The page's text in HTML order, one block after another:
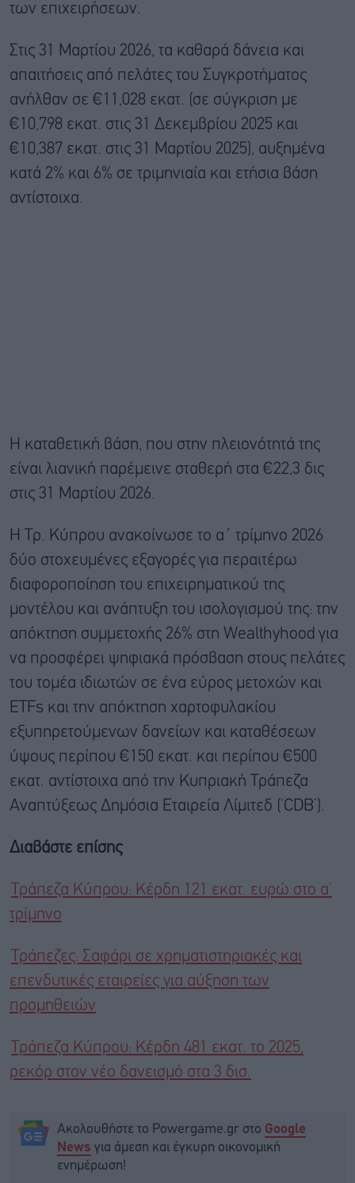
των επιχειρήσεων.
Στις 31 Μαρτίου 2026, τα καθαρά δάνεια και
απαιτήσεις από πελάτες του Συγκροτήματος
ανήλθαν σε €11,028 εκατ. (σε σύγκριση με
€10,798 εκατ. στις 31 Δεκεμβρίου 2025 και
€10,387 εκατ. στις 31 Μαρτίου 2025), αυξημένα
κατά 2% και 6% σε τριμηνιαία και ετήσια βάση
αντίστοιχα.
Η καταθετική βάση, που στην πλειονότητά της
είναι λιανική παρέμεινε σταθερή στα €22,3 δις
στις 31 Μαρτίου 2026.
Η Τρ. Κύπρου ανακοίνωσε το α΄ τρίμηνο 2026
δύο στοχευμένες εξαγορές για περαιτέρω
διαφοροποίηση του επιχειρηματικού της
μοντέλου και ανάπτυξη του ισολογισμού της: την
απόκτηση συμμετοχής 26% στη Wealthyhood για
να προσφέρει ψηφιακά πρόσβαση στους πελάτες
του τομέα ιδιωτών σε ένα εύρος μετοχών και
ETFs και την απόκτηση χαρτοφυλακίου
εξυπηρετούμενων δανείων και καταθέσεων
ύψους περίπου €150 εκατ. και περίπου €500
εκατ. αντίστοιχα από την Κυπριακή Τράπεζα
Αναπτύξεως Δημόσια Εταιρεία Λίμιτεδ (‘CDB’).
Διαβάστε επίσης
Τράπεζα Κύπρου: Κέρδη 121 εκατ. ευρώ στο α’
τρίμηνο
Τράπεζες: Σαφάρι σε χρηματιστηριακές και
επενδυτικές εταιρείες για αύξηση των
προμηθειών
Τράπεζα Κύπρου: Κέρδη 481 εκατ. το 2025,
ρεκόρ στον νέο δανεισμό στα 3 δισ.
Ακολουθήστε το Powergame.gr στο Google
News για άμεση και έγκυρη οικονομική
ενημέρωση!